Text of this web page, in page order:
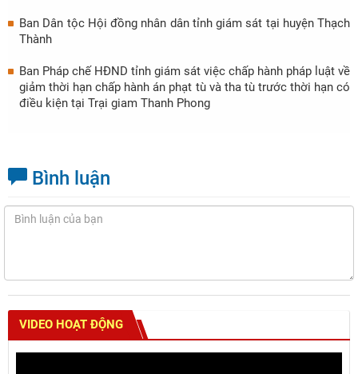
Ban Dân tộc Hội đồng nhân dân tỉnh giám sát tại huyện Thạch
Thành
Ban Pháp chế HĐND tỉnh giám sát việc chấp hành pháp luật về
giảm thời hạn chấp hành án phạt tù và tha tù trước thời hạn có
điều kiện tại Trại giam Thanh Phong
Bình luận
VIDEO HOẠT ĐỘNG